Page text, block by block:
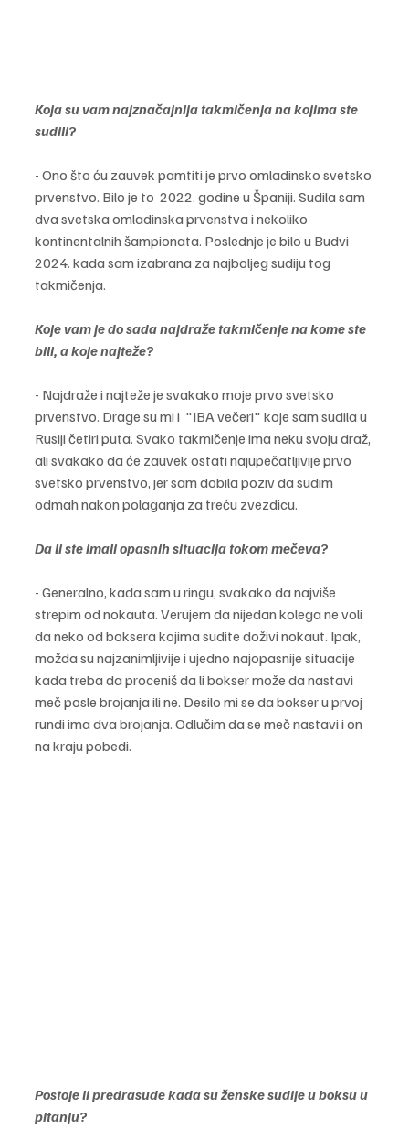
Koja su vam najznačajnija takmičenja na kojima ste
sudili?
- Ono što ću zauvek pamtiti je prvo omladinsko svetsko
prvenstvo. Bilo je to  2022. godine u Španiji. Sudila sam
dva svetska omladinska prvenstva i nekoliko
kontinentalnih šampionata. Poslednje je bilo u Budvi
2024. kada sam izabrana za najboljeg sudiju tog
takmičenja.
Koje vam je do sada najdraže takmičenje na kome ste
bili, a koje najteže?
- Najdraže i najteže je svakako moje prvo svetsko
prvenstvo. Drage su mi i  "IBA večeri" koje sam sudila u
Rusiji četiri puta. Svako takmičenje ima neku svoju draž,
ali svakako da će zauvek ostati najupečatljivije prvo
svetsko prvenstvo, jer sam dobila poziv da sudim
odmah nakon polaganja za treću zvezdicu.
Da li ste imali opasnih situacija tokom mečeva?
- Generalno, kada sam u ringu, svakako da najviše
strepim od nokauta. Verujem da nijedan kolega ne voli
da neko od boksera kojima sudite doživi nokaut. Ipak,
možda su najzanimljivije i ujedno najopasnije situacije
kada treba da proceniš da li bokser može da nastavi
meč posle brojanja ili ne. Desilo mi se da bokser u prvoj
rundi ima dva brojanja. Odlučim da se meč nastavi i on
na kraju pobedi.
Postoje li predrasude kada su ženske sudije u boksu u
pitanju?